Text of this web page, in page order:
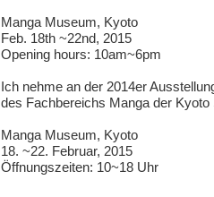
Manga Museum, Kyoto
Feb. 18th ~22nd, 2015
Opening hours: 10am~6pm
Ich nehme an der 2014er
des Fachbereichs Manga der
Manga Museum, Kyoto
18. ~22. Februar, 2015
Öffnungszeiten: 10~18 Uhr